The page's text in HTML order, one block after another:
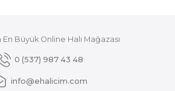
Büyük Online Halı Mağazası
0 (537) 987 43 48
info@ehalicim.com